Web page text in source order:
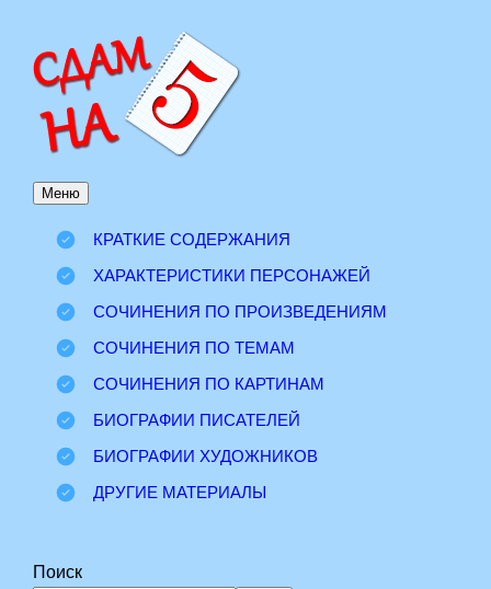
Перейти
к
содержимому
Меню
КРАТКИЕ СОДЕРЖАНИЯ
ХАРАКТЕРИСТИКИ ПЕРСОНАЖЕЙ
СОЧИНЕНИЯ ПО ПРОИЗВЕДЕНИЯМ
СОЧИНЕНИЯ ПО ТЕМАМ
СОЧИНЕНИЯ ПО КАРТИНАМ
БИОГРАФИИ ПИСАТЕЛЕЙ
БИОГРАФИИ ХУДОЖНИКОВ
ДРУГИЕ МАТЕРИАЛЫ
Поиск